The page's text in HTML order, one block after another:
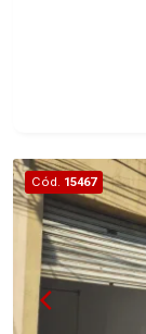
abertura dupla - Piso em cerâmica
Forro em
Cód. 15467